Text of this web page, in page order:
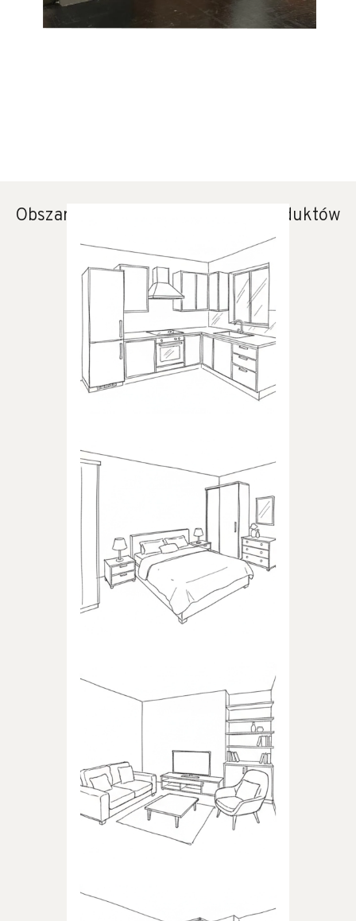
Obszary zastosowania naszych produktów
KUCHNIA
Produkty dedykowane do
kuchni
Produkty dedykowane do
sypialni
Produkty dedykowane do
pokoju dziennego